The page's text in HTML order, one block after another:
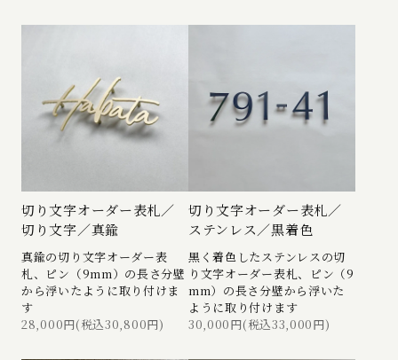
切り文字オーダー表札／
切り文字／真鍮
真鍮の切り文字オーダー表
札、ピン（9mm）の長さ分壁
から浮いたように取り付けま
す
28,000円(税込30,800円)
切り文字オーダー表札／
ステンレス／黒着色
黒く着色したステンレスの切
り文字オーダー表札、ピン（9
mm）の長さ分壁から浮いた
ように取り付けます
30,000円(税込33,000円)